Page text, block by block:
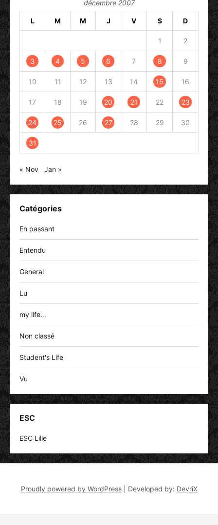
décembre 2007
L M M J V S D
1 2
3 4 5 6 7 8 9
10 11 12 13 14 15 16
17 18 19 20 21 22 23
24 25 26 27 28 29 30
31
« Nov Jan »
Catégories
En passant
Entendu
General
Lu
my life…
Non classé
Student's Life
Vu
ESC
ESC Lille
Proudly powered by WordPress Developed by: DevriX